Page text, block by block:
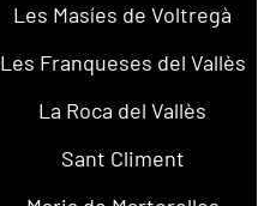
Les Masíes de Voltregà
Les Franqueses del Vallès
La Roca del Vallès
Sant Climent